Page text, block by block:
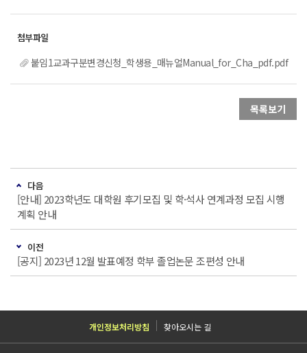
붙임1교과구분변경신청_학생용_매뉴얼Manual_for_Cha_pdf.pdf
목록보기
다음
[안내] 2023학년도 대학원 후기모집 및 학·석사 연계과정 모집 시행
계획 안내
이전
[공지] 2023년 12월 발표예정 학부 졸업논문 조편성 안내
개인정보처리방침 찾아오시는 길